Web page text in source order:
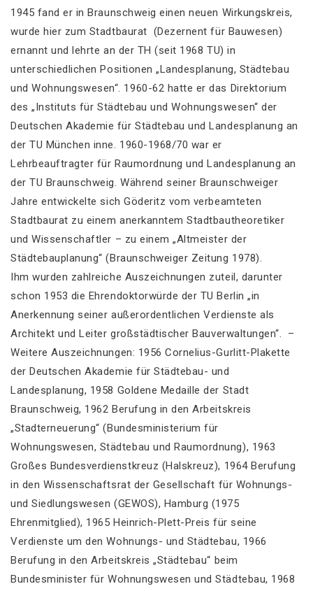
1945 fand er in Braunschweig einen neuen Wirkungskreis,
wurde hier zum Stadtbaurat (Dezernent für Bauwesen)
ernannt und lehrte an der TH (seit 1968 TU) in
unterschiedlichen Positionen „Landesplanung, Städtebau
und Wohnungswesen“. 1960-62 hatte er das Direktorium
des „Instituts für Städtebau und Wohnungswesen“ der
Deutschen Akademie für Städtebau und Landesplanung an
der TU München inne. 1960-1968/70 war er
Lehrbeauftragter für Raumordnung und Landesplanung an
der TU Braunschweig. Während seiner Braunschweiger
Jahre entwickelte sich Göderitz vom verbeamteten
Stadtbaurat zu einem anerkanntem Stadtbautheoretiker
und Wissenschaftler – zu einem „Altmeister der
Städtebauplanung“ (Braunschweiger Zeitung 1978).
Ihm wurden zahlreiche Auszeichnungen zuteil, darunter
schon 1953 die Ehrendoktorwürde der TU Berlin „in
Anerkennung seiner außerordentlichen Verdienste als
Architekt und Leiter großstädtischer Bauverwaltungen“. –
Weitere Auszeichnungen: 1956 Cornelius-Gurlitt-Plakette
der Deutschen Akademie für Städtebau- und
Landesplanung, 1958 Goldene Medaille der Stadt
Braunschweig, 1962 Berufung in den Arbeitskreis
„Stadterneuerung“ (Bundesministerium für
Wohnungswesen, Städtebau und Raumordnung), 1963
Großes Bundesverdienstkreuz (Halskreuz), 1964 Berufung
in den Wissenschaftsrat der Gesellschaft für Wohnungs-
und Siedlungswesen (GEWOS), Hamburg (1975
Ehrenmitglied), 1965 Heinrich-Plett-Preis für seine
Verdienste um den Wohnungs- und Städtebau, 1966
Berufung in den Arbeitskreis „Städtebau“ beim
Bundesminister für Wohnungswesen und Städtebau, 1968